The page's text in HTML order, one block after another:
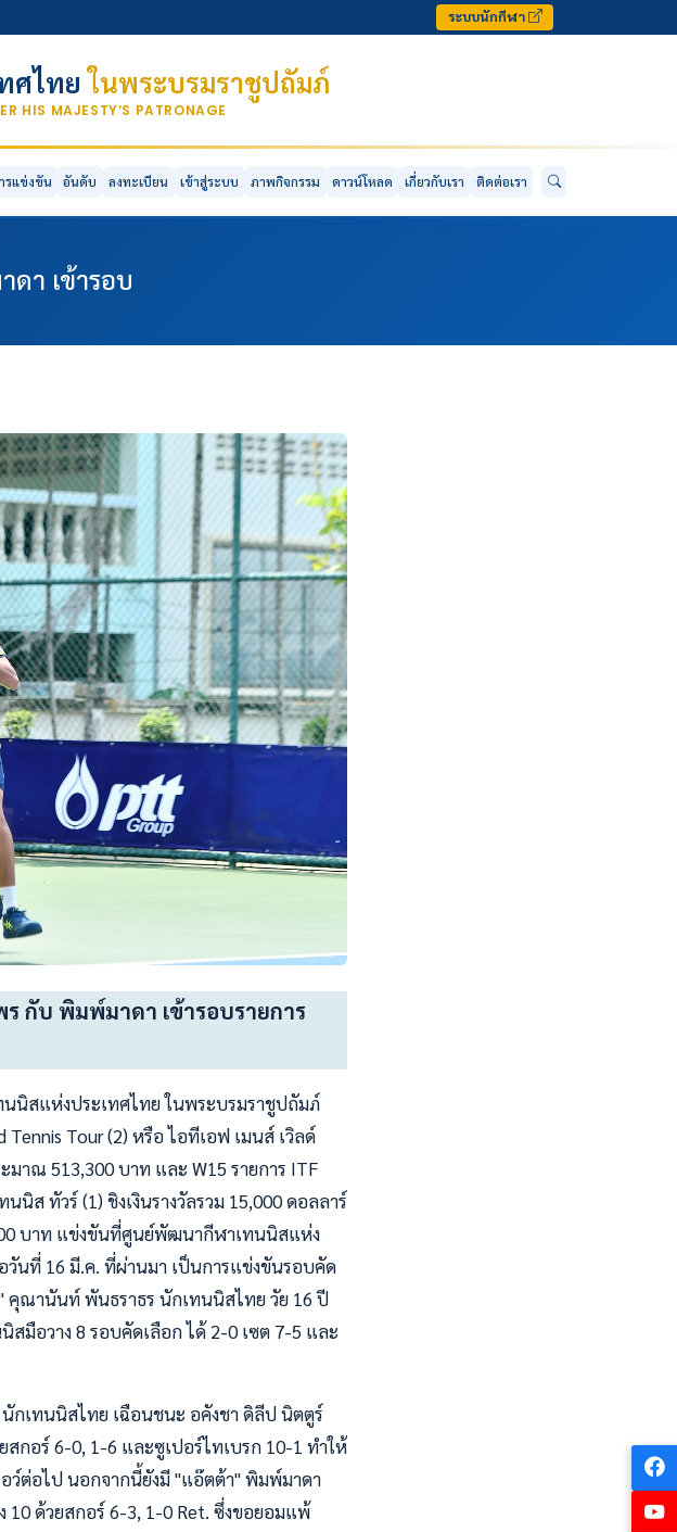
ระบบนักกีฬา
ศไทยในพระบรมราชูปถัมภ์
HIS MAJESTY’S PATRONAGE
รแข่งขัน อันดับ ลงทะเบียน เข้าสู่ระบบ ภาพกิจกรรม ดาวน์โหลด เกี่ยวกับเรา ติดต่อเรา
า เข้ารอบ
กับ พิมพ์มาดา เข้ารอบรายการ
นิสแห่งประเทศไทย ในพระบรมราชูปถัมภ์
Tour (2) หรือ ไอทีเอฟ เมนส์ เวิลด์
มาณ 513,300 บาท และ W15 รายการ ITF
นิส ทัวร์ (1) ชิงเงินรางวัลรวม 15,000 ดอลลาร์
บาท แข่งขันที่ศูนย์พัฒนากีฬาเทนนิสแห่ง
วันที่ 16 มี.ค. ที่ผ่านมา เป็นการแข่งขันรอบคัด
คุณานันท์ พันธราธร นักเทนนิสไทย วัย 16 ปี
มือวาง 8 รอบคัดเลือก ได้ 2-0 เซต 7-5 และ
กเทนนิสไทย เฉือนชนะ อคังชา ดิลีป นิตตูร์
กอร์ 6-0, 1-6 และซูเปอร์ไทเบรก 10-1 ทำให้
ว์ต่อไป นอกจากนี้ยังมี "แอ๊ตต้า" พิมพ์มาดา
10 ด้วยสกอร์ 6-3, 1-0 Ret. ซึ่งขอยอมแพ้